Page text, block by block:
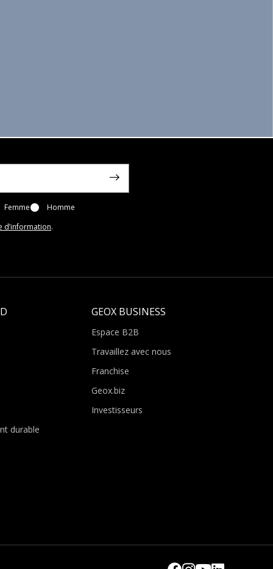
Femme
Homme
d’information.
durable
GEOX BUSINESS
Espace B2B
Travaillez avec nous
Franchise
Geox.biz
Investisseurs